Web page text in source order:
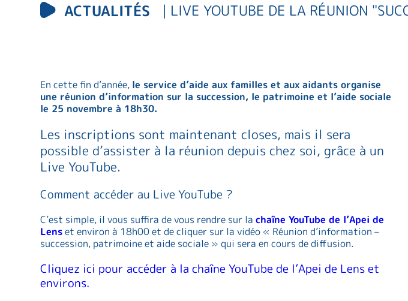
ACTUALITÉS | LIVE YOUTUBE DE LA RÉUNION
En cette fin d’année, le service d’aide aux familles et aux aidants organise
une réunion d’information sur la succession, le patrimoine et l’aide sociale
le 25 novembre à 18h30.
Les inscriptions sont maintenant closes, mais il sera
possible d’assister à la réunion depuis chez soi, grâce à un
Live YouTube.
Comment accéder au Live YouTube ?
C’est simple, il vous suffira de vous rendre sur lachaîne YouTube de l’Apei de
Lenset environ à 18h00 et de cliquer sur la vidéo « Réunion d’information –
succession, patrimoine et aide sociale » qui sera en cours de diffusion.
Cliquez ici pour accéder à la chaîne YouTube de l’Apei de Lens et
environs.